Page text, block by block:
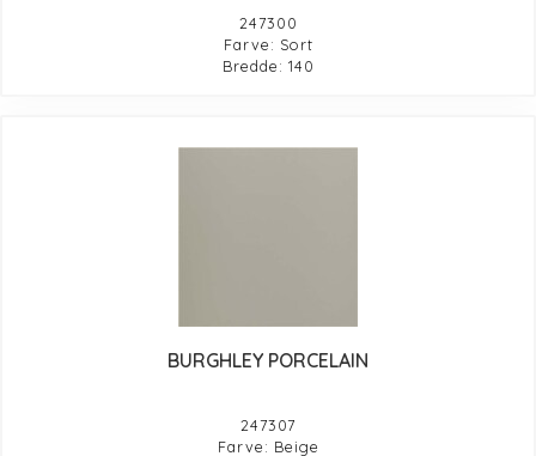
247300
Farve: Sort
Bredde: 140
BURGHLEY PORCELAIN
247307
Farve: Beige